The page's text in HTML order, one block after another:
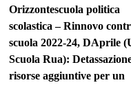
articoli
post:
Orizzontescuola politica
scolastica – Rinnovo
scuola 2022-24, DAprile
Scuola Rua):
risorse aggiuntive per un